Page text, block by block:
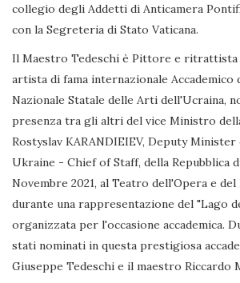
collegio degli Addetti di Anticamera
con la Segreteria di Stato Vaticana.
Il Maestro Tedeschi è Pittore e ritrattista
artista di fama internazionale Accademico
Nazionale Statale delle Arti dell'Ucraina,
presenza tra gli altri del vice Ministro
Rostyslav KARANDIEIEV, Deputy
Ukraine - Chief of Staff, della Repubblica
Novembre 2021, al Teatro dell'Opera e
durante una rappresentazione del "Lago
organizzata per l'occasione accademica.
stati nominati in questa prestigiosa
Giuseppe Tedeschi e il maestro Riccardo